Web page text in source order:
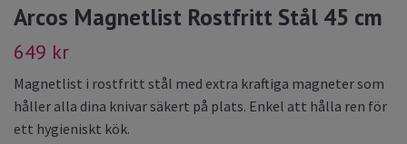
Arcos Magnetlist Rostfritt Stål 45 cm
649 kr
Magnetlist i rostfritt stål med extra kraftiga magneter som
håller alla dina knivar säkert på plats. Enkel att hålla ren för
ett hygieniskt kök.